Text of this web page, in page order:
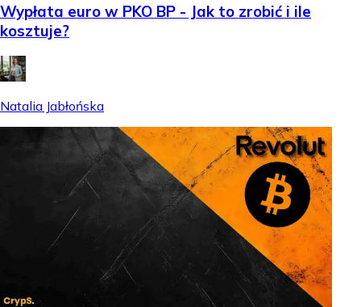
Wypłata euro w PKO BP - Jak to zrobić i ile
kosztuje?
Natalia Jabłońska